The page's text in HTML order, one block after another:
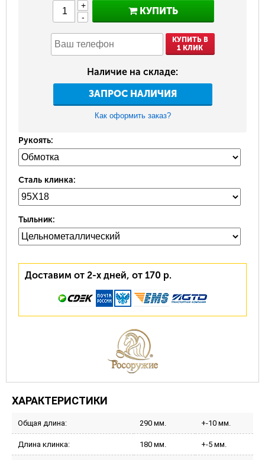
+
-
КУПИТЬ
КУПИТЬ В
1 КЛИК
Наличие на складе:
ЗАПРОС НАЛИЧИЯ
Как оформить заказ?
Рукоять:
Сталь клинка:
Тыльник:
Доставим от 2-х дней, от 170 р.
ХАРАКТЕРИСТИКИ
Общая длина: 290 мм. +-10 мм.
Длина клинка: 180 мм. +-5 мм.